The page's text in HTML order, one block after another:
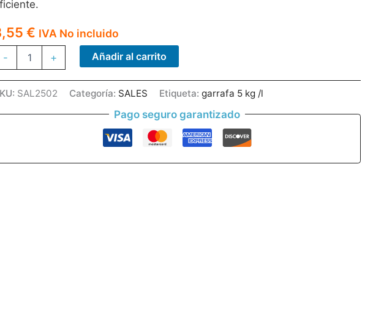
€ IVA No incluido
- + Añadir al carrito
SAL2502 Categoría: SALES Etiqueta:garrafa 5 kg /l
Pago seguro garantizado